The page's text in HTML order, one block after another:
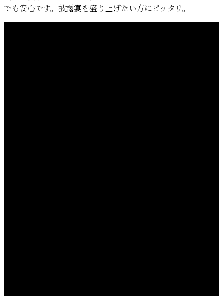
でも安心です。披露宴を盛り上げたい方にピッタリ。